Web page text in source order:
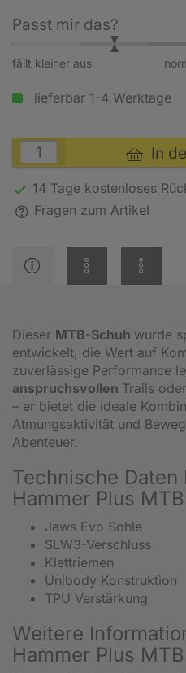
Passt mir das?
fällt kleiner aus
lieferbar 1-4 Werktage
In
14 Tage kostenloses
Fragen zum Artikel
Dieser MTB-Schuh wurde
entwickelt, die Wert auf
zuverlässige Performance
anspruchsvollen Trails
– er bietet die ideale
Atmungsaktivität und
Abenteuer.
Technische Daten
Hammer Plus
Jaws Evo Sohle
SLW3-Verschluss
Klettriemen
Unibody Konstruktion
TPU Verstärkung
Weitere
Hammer Plus